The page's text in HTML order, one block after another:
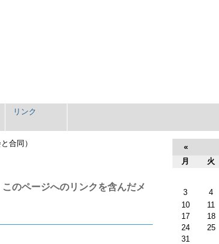
リンク
合同）
のページへのリンクを含んだメ
«
月 火
3
4
10
11
17
18
24
25
31